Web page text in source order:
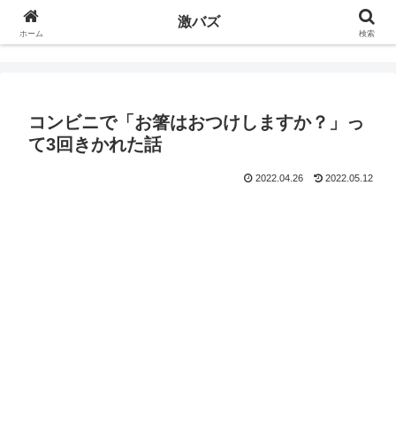
コンビニで「お箸はおつけしますか？」っ
て3回きかれた話
2022.04.26 2022.05.12
ホーム
激バズ
検索